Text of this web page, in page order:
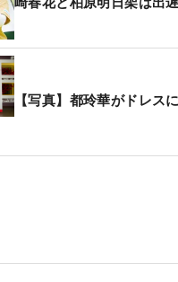
【写真】都玲華がドレス